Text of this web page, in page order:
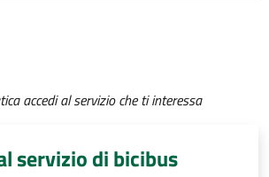
accedi al servizio che ti interessa
servizio di bicibus